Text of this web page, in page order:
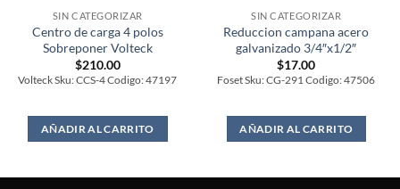
SIN CATEGORIZAR
Centro de carga 4 polos
Sobreponer Volteck
$210.00
Volteck Sku: CCS-4 Codigo: 47197
AÑADIR AL CARRITO
SIN CATEGORIZAR
Reduccion campana acero
galvanizado 3/4″x1/2″
$17.00
Foset Sku: CG-291 Codigo: 47506
AÑADIR AL CARRITO